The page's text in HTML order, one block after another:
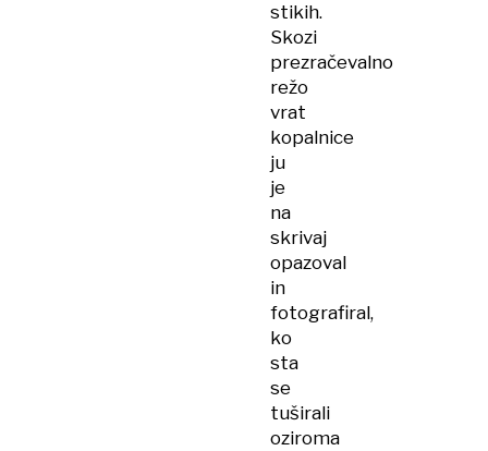
stikih.
Skozi
prezračevalno
režo
vrat
kopalnice
ju
je
na
skrivaj
opazoval
in
fotografiral,
ko
sta
se
tuširali
oziroma